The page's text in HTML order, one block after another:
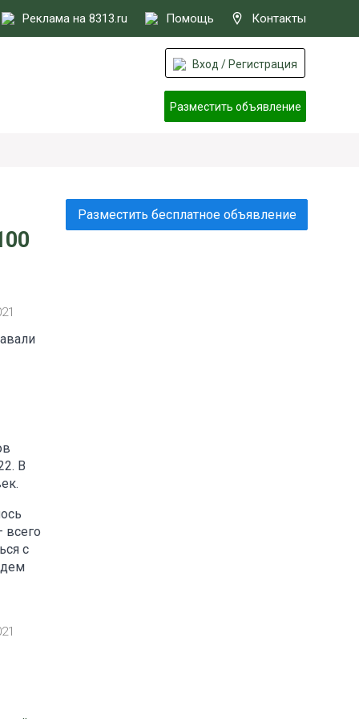
Реклама на 8313.ru Помощь Контакты
Вход / Регистрация
Разместить объявление
В
всего
с
Разместить бесплатное объявление